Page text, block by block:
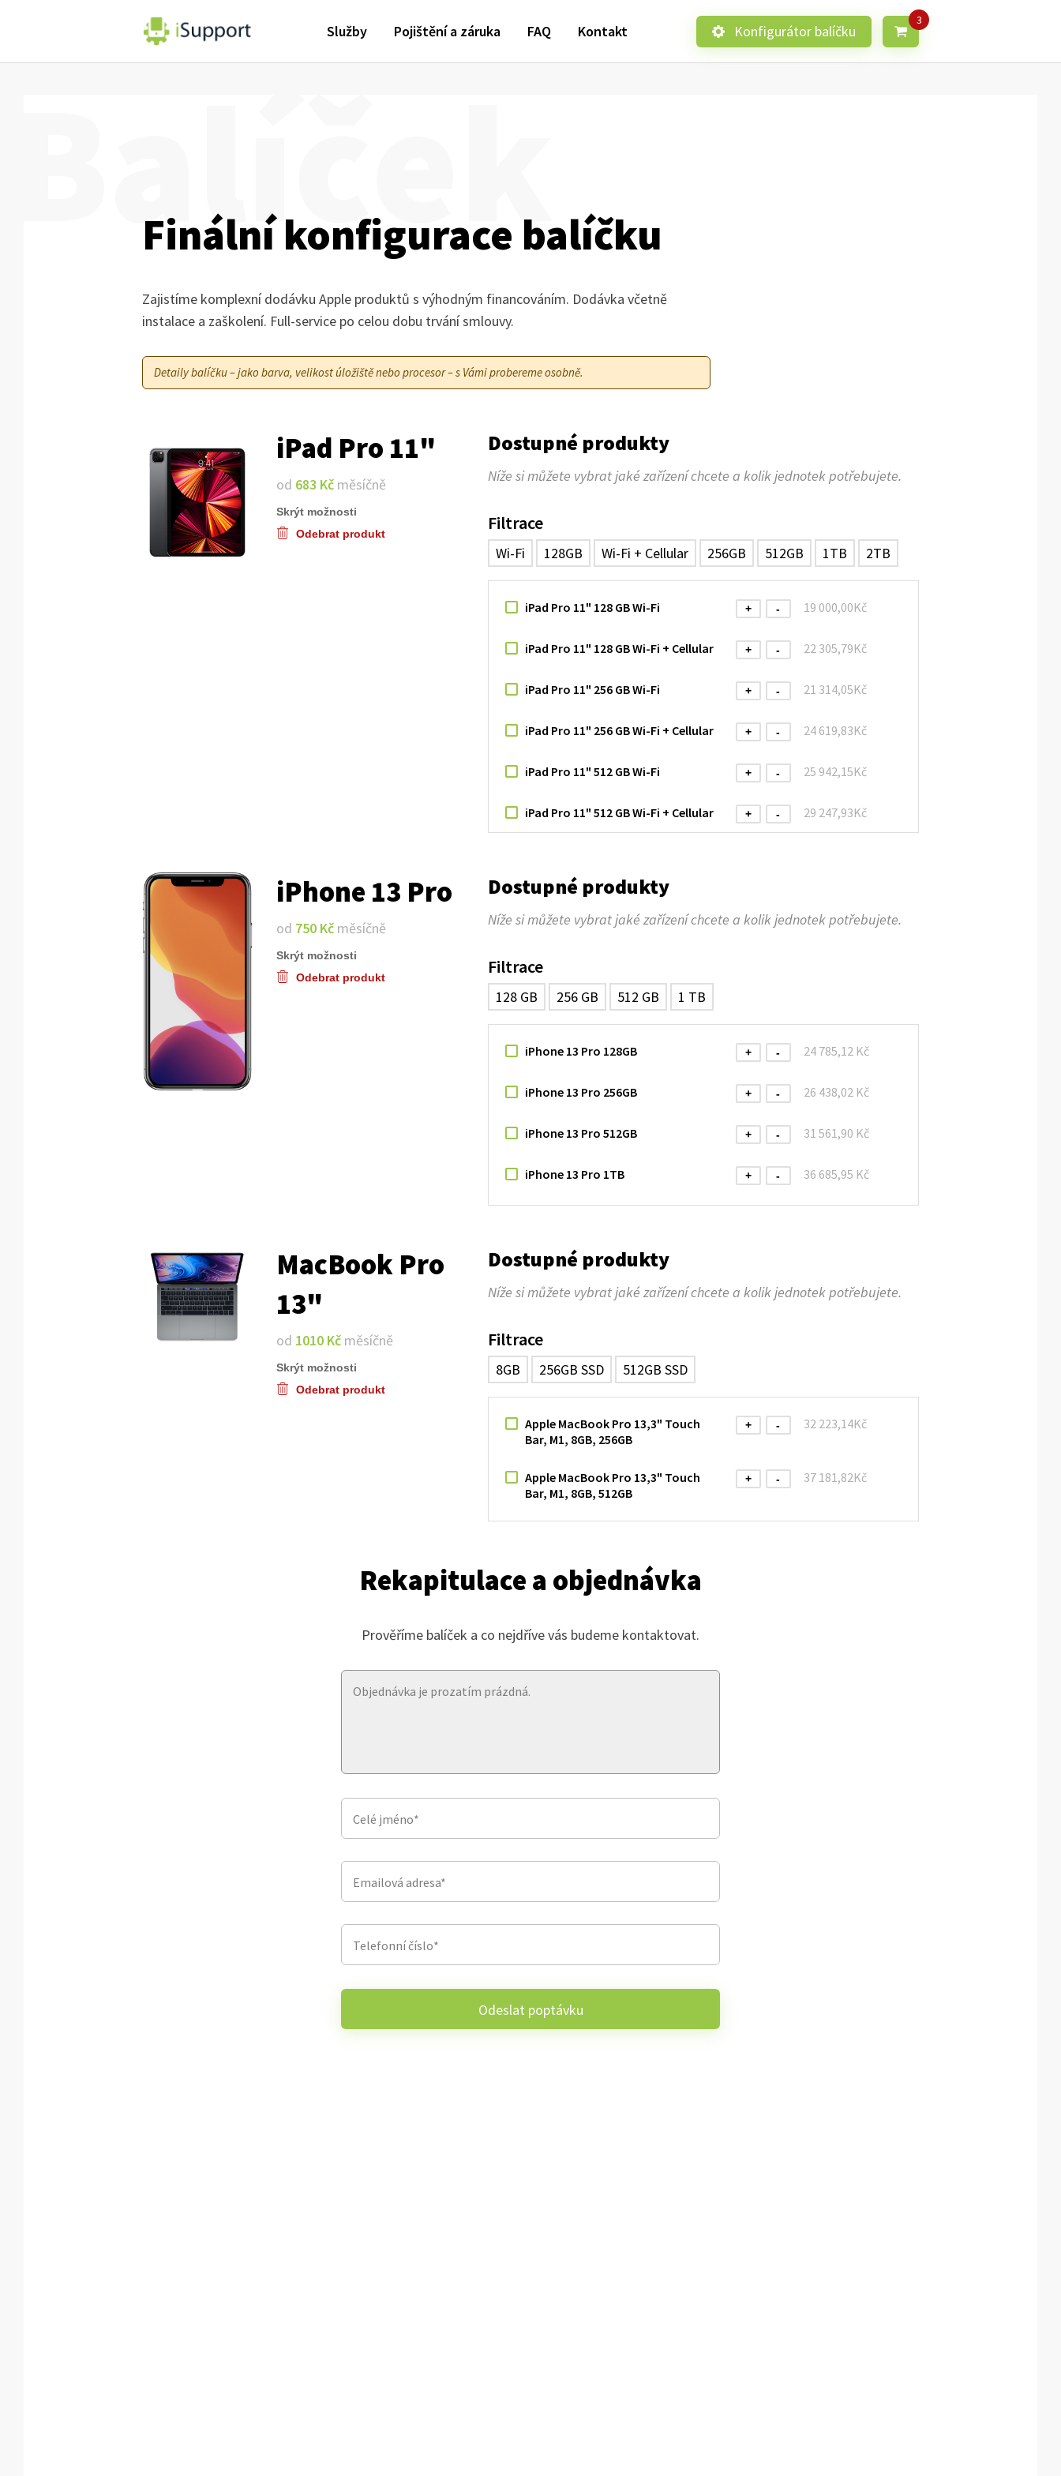
Služby Pojištění a záruka FAQ Kontakt Konfigurátor balíčku
Balíček
Finální konfigurace balíčku
Zajistíme komplexní dodávku Apple produktů s výhodným financováním. Dodávka včetně
instalace a zaškolení. Full-service po celou dobu trvání smlouvy.
Detaily balíčku – jako barva, velikost úložiště nebo procesor – s Vámi probereme osobně.
iPad Pro 11"
od 683 Kč měsíčně
Skrýt možnosti
Odebrat produkt
Dostupné produkty
Níže si můžete vybrat jaké zařízení chcete a kolik jednotek potřebujete.
Filtrace
Wi-Fi 128GB Wi-Fi + Cellular 256GB 512GB 1TB 2TB
iPad Pro 11" 128 GB Wi-Fi + - 19 000,00Kč
iPad Pro 11" 128 GB Wi-Fi + Cellular + - 22 305,79Kč
iPad Pro 11" 256 GB Wi-Fi + - 21 314,05Kč
iPad Pro 11" 256 GB Wi-Fi + Cellular + - 24 619,83Kč
iPad Pro 11" 512 GB Wi-Fi + - 25 942,15Kč
iPad Pro 11" 512 GB Wi-Fi + Cellular + - 29 247,93Kč
iPad Pro 11" 1 TB Wi-Fi + Cellular
iPad Pro 11" 2 TB Wi-Fi + Cellular
iPhone 13 Pro
od 750 Kč měsíčně
Skrýt možnosti
Odebrat produkt
Dostupné produkty
Níže si můžete vybrat jaké zařízení chcete a kolik jednotek potřebujete.
Filtrace
128 GB 256 GB 512 GB 1 TB
iPhone 13 Pro 128GB + - 24 785,12 Kč
iPhone 13 Pro 256GB + - 26 438,02 Kč
iPhone 13 Pro 512GB + - 31 561,90 Kč
iPhone 13 Pro 1TB + - 36 685,95 Kč
MacBook Pro
13"
od 1010 Kč měsíčně
Skrýt možnosti
Odebrat produkt
Dostupné produkty
Níže si můžete vybrat jaké zařízení chcete a kolik jednotek potřebujete.
Filtrace
8GB 256GB SSD 512GB SSD
Apple MacBook Pro 13,3" Touch
Bar, M1, 8GB, 256GB
+ - 32 223,14Kč
Apple MacBook Pro 13,3" Touch
Bar, M1, 8GB, 512GB
+ - 37 181,82Kč
Rekapitulace a objednávka
Prověříme balíček a co nejdříve vás budeme kontaktovat.